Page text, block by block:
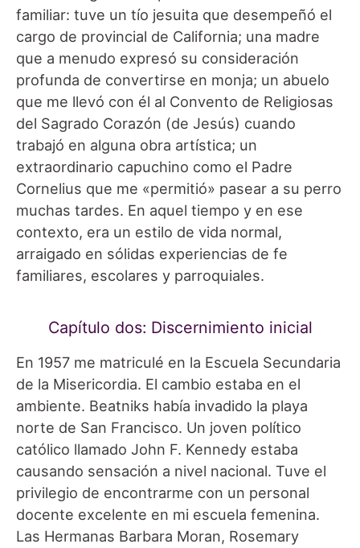
familiar: tuve un tío jesuita que desempeñó el
cargo de provincial de California; una madre
que a menudo expresó su consideración
profunda de convertirse en monja; un abuelo
que me llevó con él al Convento de Religiosas
del Sagrado Corazón (de Jesús) cuando
trabajó en alguna obra artística; un
extraordinario capuchino como el Padre
Cornelius que me «permitió» pasear a su perro
muchas tardes. En aquel tiempo y en ese
contexto, era un estilo de vida normal,
arraigado en sólidas experiencias de fe
familiares, escolares y parroquiales.
Capítulo dos: Discernimiento inicial
En 1957 me matriculé en la Escuela Secundaria
de la Misericordia. El cambio estaba en el
ambiente. Beatniks había invadido la playa
norte de San Francisco. Un joven político
católico llamado John F. Kennedy estaba
causando sensación a nivel nacional. Tuve el
privilegio de encontrarme con un personal
docente excelente en mi escuela femenina.
Las Hermanas Barbara Moran, Rosemary